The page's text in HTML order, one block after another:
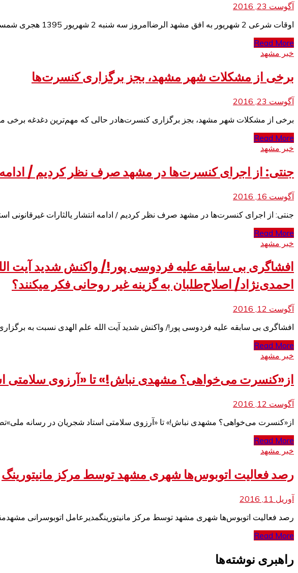
آگوست 23, 2016
اوقات شرعی 2 شهریور به افق مشهد الرضاامروز سه شنبه 2 شهریور 1395 هجری شمسی 20 ذی القعده سال 1437 هجری قمری و 23 اوت
Read More
خبر مشهد
برخی از مشکلات شهر مشهد، بجز برگزاری کنسرت‌ها
آگوست 23, 2016
برخی از مشکلات شهر مشهد، بجز برگزاری کنسرت‌هادر حالی که مهم‌ترین دغدغه
Read More
خبر مشهد
جنتی: از اجرای کنسرت‌ها در مشهد صرف نظر کردیم ‬/ ادامه
آگوست 16, 2016
جنتی: از اجرای کنسرت‌ها در مشهد صرف نظر کردیم ‬/ ادامه انتشار یالثارات غیرقانونی
Read More
خبر مشهد
افشاگری بی سابقه علیه فردوسی پور!/ واکنش شدید آیت
احمدی‌نژاد/ اصلاح‌طلبان به گزینه غیر روحانی فکر میکنند؟
آگوست 12, 2016
افشاگری بی سابقه علیه فردوسی پور!/ واکنش شدید آیت الله علم الهدی نسبت به
Read More
خبر مشهد
از«کنسرت می‌خواهی؟ مشهدی نباش!» تا «آرزوی سلامتی
آگوست 12, 2016
از«کنسرت می‌خواهی؟ مشهدی نباش!» تا «آرزوی سلامتی استاد شجریان در رسانه
Read More
خبر مشهد
رصد فعالیت‌ اتوبوس‌ها شهری مشهد توسط مرکز مانیتورینگ
آوریل 11, 2016
رصد فعالیت‌ اتوبوس‌ها شهری مشهد توسط مرکز مانیتورینگمدیرعامل اتوبوسرانی
Read More
راهبری نوشته‌ها